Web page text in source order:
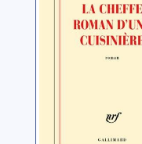
Ndiaye, Marie